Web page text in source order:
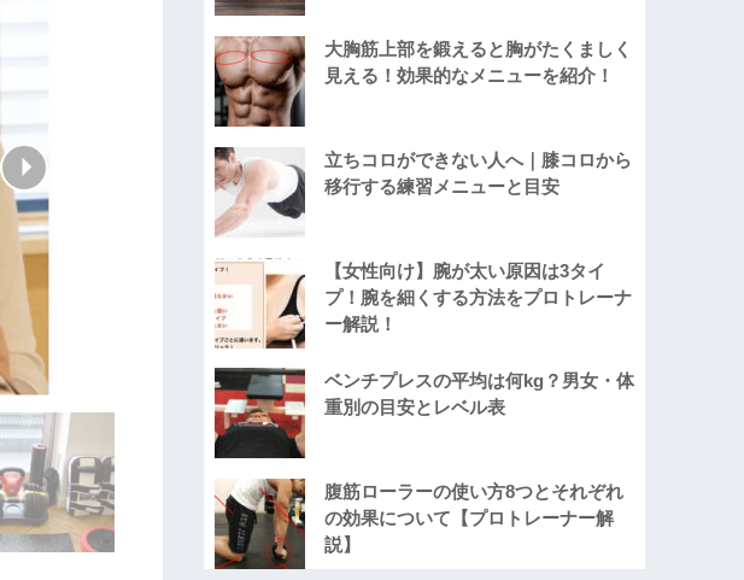
大胸筋上部を鍛えると胸がたくましく
見える！効果的なメニューを紹介！
立ちコロができない人へ｜膝コロから
移行する練習メニューと目安
【女性向け】腕が太い原因は3タイ
プ！腕を細くする方法をプロトレーナ
ー解説！
ベンチプレスの平均は何kg？男女・体
重別の目安とレベル表
腹筋ローラーの使い方8つとそれぞれ
の効果について【プロトレーナー解
説】